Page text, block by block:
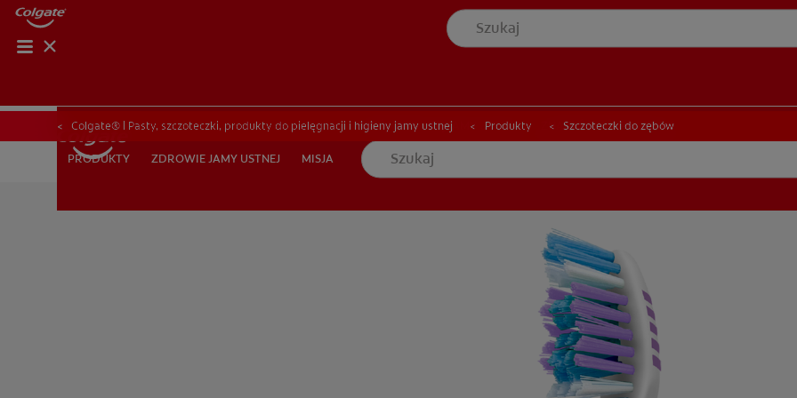
PRODUKTY ZDROWIE JAMY USTNEJ
PRODUKTY ZDROWIE JAMY USTNEJ MISJA
OCEŃ KONDYCJĘ JAMY USTNEJ ZNAJDŹ SWÓJ PRODUKT
Colgate® | Pasty, szczoteczki, produkty do pielęgnacji i higieny jamy ustnej Produkty Szczoteczki do zębów